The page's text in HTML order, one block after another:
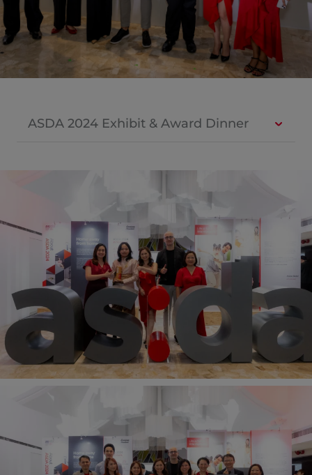
ASDA 2024 Exhibit & Award Dinner